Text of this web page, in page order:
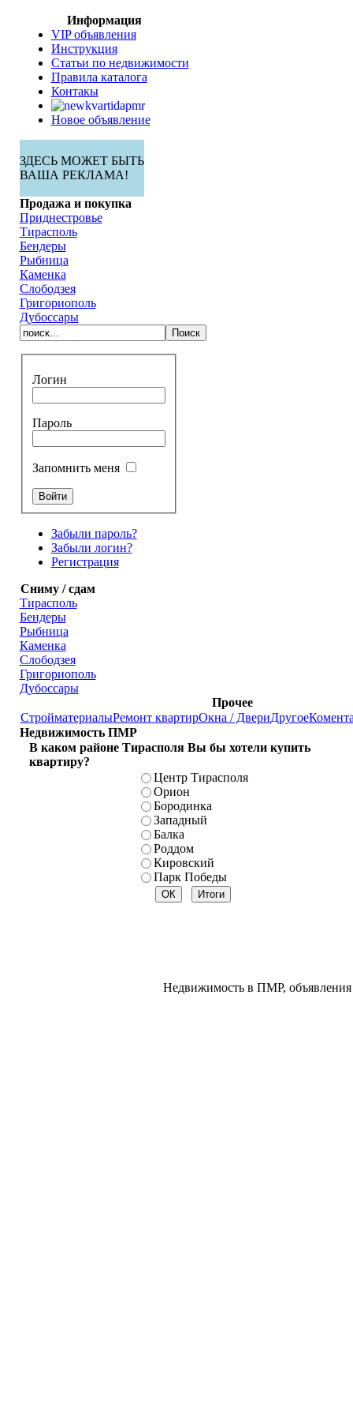
Информация
VIP объявления
Инструкция
Статьи по недвижимости
Правила каталога
Контакы
Новое объявление
ЗДЕСЬ МОЖЕТ БЫТЬ
ВАША РЕКЛАМА!
Продажа и покупка
Приднестровье
Тирасполь
Бендеры
Рыбница
Каменка
Слободзея
Григориополь
Дубоссары
Логин
Пароль
Запомнить меня
Забыли пароль?
Забыли логин?
Регистрация
Сниму / сдам
Тирасполь
Бендеры
Рыбница
Каменка
Слободзея
Григориополь
Дубоссары
Прочее
СтройматериалыРемонт квартирОкна / ДвериДругое
Недвижимость ПМР
В каком районе Тирасполя Вы бы хотели купить
квартиру?
Центр Тирасполя
Орион
Бородинка
Западный
Балка
Роддом
Кировский
Парк Победы
Недвижимость в ПМР, объявления